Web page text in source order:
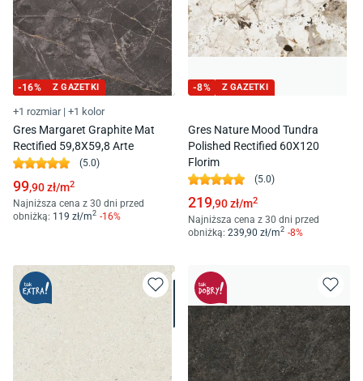
-16% Z GAZETKI
+1 rozmiar | +1 kolor
Gres Margaret Graphite Mat
Rectified 59,8X59,8 Arte
(5.0)
99,90zł/m2
Najniższa cena z 30 dni przed
obniżką: 119 zł/m2 -16%
-8% Z GAZETKI
Gres Nature Mood Tundra
Polished Rectified 60X120
Florim
(5.0)
219,90zł/m2
Najniższa cena z 30 dni przed
obniżką: 239 ,90 zł/m2 -8%